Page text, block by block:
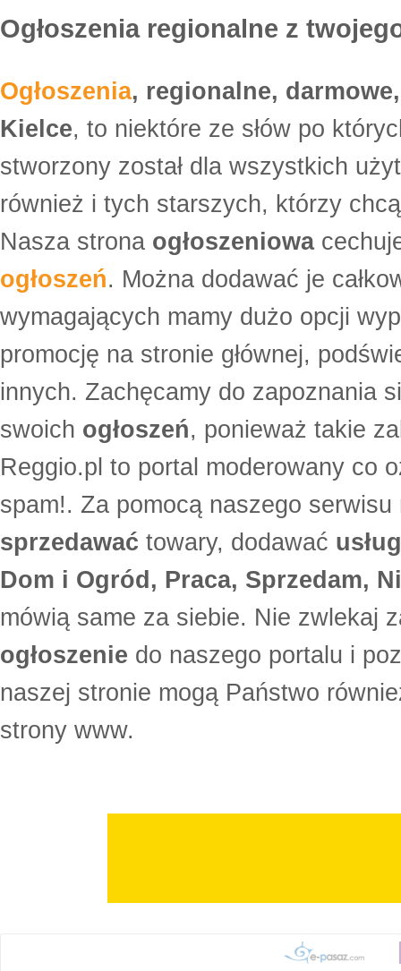
Ogłoszenia regionalne z
Ogłoszenia, regionalne,
Kielce, to niektóre ze słów po
stworzony został dla wszystkich
również i tych starszych, którzy
Nasza strona ogłoszeniowa
ogłoszeń. Można dodawać je
wymagających mamy dużo opcji
promocję na stronie głównej,
innych. Zachęcamy do zapoznania
swoich ogłoszeń, ponieważ takie
Reggio.pl to portal moderowany co
spam!. Za pomocą naszego
sprzedawać towary, dodawać
Dom i Ogród, Praca, Sprzedam,
mówią same za siebie. Nie zwlekaj
ogłoszenie do naszego portalu i
naszej stronie mogą Państwo
strony www.